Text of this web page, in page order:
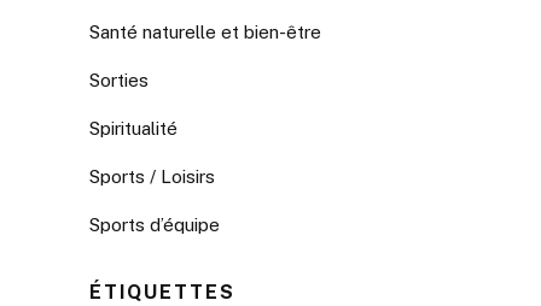
Santé naturelle et bien-être
Sorties
Spiritualité
Sports / Loisirs
Sports d’équipe
ÉTIQUETTES